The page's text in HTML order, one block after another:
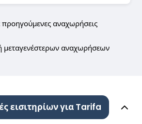
προηγούμενες αναχωρήσεις
μεταγενέστερων αναχωρήσεων
εισιτηρίων για Tarifa